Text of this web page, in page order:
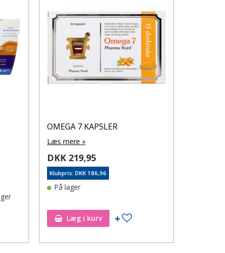
OMEGA 7 KAPSLER
Læs mere »
DKK 219,95
Klubpris: DKK 186,96
På lager
Læg i kurv Tilføj til ønskeseddel